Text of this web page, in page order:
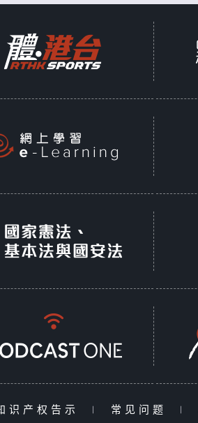
识产权告示 | 常见问题 |